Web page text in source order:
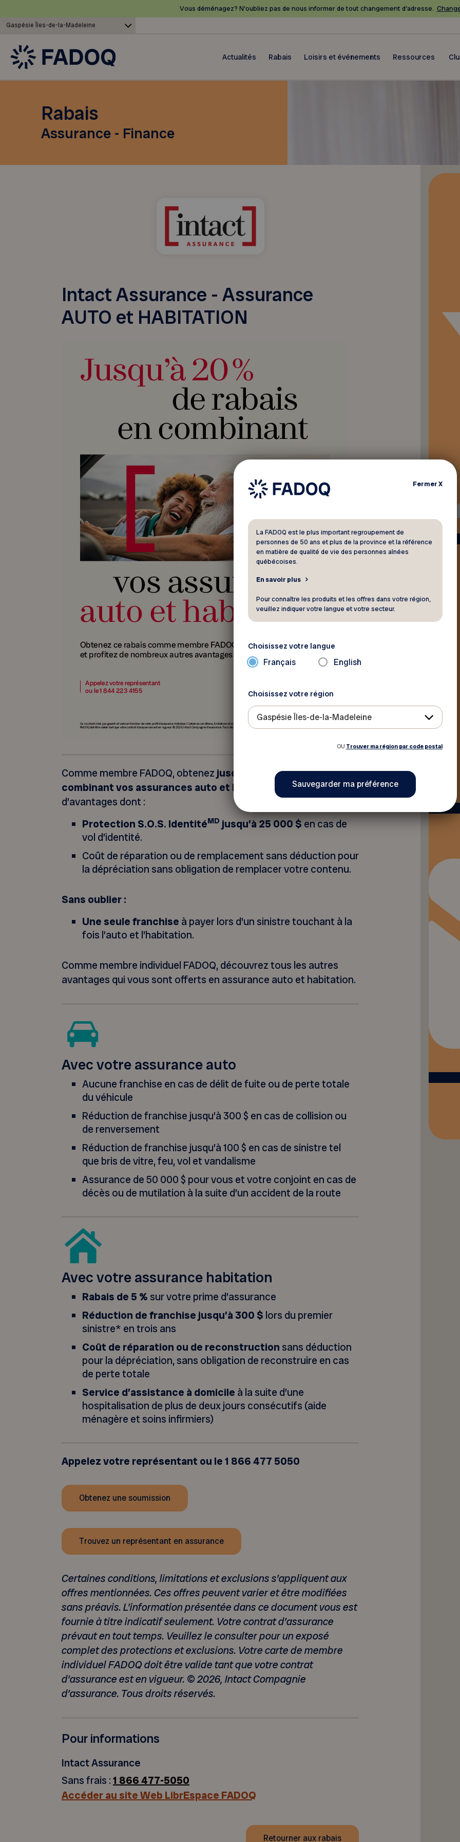
Vous déménagez? N’oubliez pas de nous informer de tout changement d’adresse.
Gaspésie Îles-de-la-Madeleine
Actualités Rabais Loisirs et événements Ressources
Rabais
Assurance - Finance
Intact Assurance - Assurance
AUTO et HABITATION
Comme membre FADOQ, obtenez jusqu’à 20% de rabais en
combinant vos assurances auto et habitation
et encore plus
d’avantages dont :
Protection S.O.S. IdentitéMD jusqu’à 25 000 $en cas de
vol d’identité.
Coût de réparation ou de remplacement sans déduction pour
la dépréciation sans obligation de remplacer votre contenu.
Sans oublier :
Une seule franchise à payer lors d’un sinistre touchant à la
fois l’auto et l’habitation.
Comme membre individuel FADOQ, découvrez tous les autres
avantages qui vous sont offerts en assurance auto et habitation.
Avec votre assurance auto
Aucune franchise en cas de délit de fuite ou de perte totale
du véhicule
Réduction de franchise jusqu’à 300 $ en cas de collision ou
de renversement
Réduction de franchise jusqu’à 100 $ en cas de sinistre tel
que bris de vitre, feu, vol et vandalisme
Assurance de 50 000 $ pour vous et votre conjoint en cas de
décès ou de mutilation à la suite d’un accident de la route
Avec votre assurance habitation
Rabais de 5 % sur votre prime d’assurance
Réduction de franchise jusqu’à 300 $ lors du premier
sinistre* en trois ans
Coût de réparation ou de reconstruction sans déduction
pour la dépréciation, sans obligation de reconstruire en cas
de perte totale
Service d’assistance à domicile à la suite d’une
hospitalisation de plus de deux jours consécutifs (aide
ménagère et soins infirmiers)
Appelez votre représentant ou le 1 866 477 5050
Obtenez une soumission
Trouvez un représentant en assurance
Certaines conditions, limitations et exclusions s’appliquent aux
offres mentionnées. Ces offres peuvent varier et être modifiées
sans préavis.L’information présentée dans ce document vous est
fournie à titre indicatif seulement. Votre contrat d’assurance
prévaut en tout temps. Veuillez le consulter pour un exposé
complet des protections etexclusions. Votre carte de membre
individuel FADOQ doit être valide tant que votre contrat
d’assurance est en vigueur. © 2026, Intact Compagnie
d’assurance. Tous droits réservés.
Pour informations
Intact Assurance
Sans frais :1 866 477-5050
Accéder au site Web LibrEspace FADOQ
Retourner aux rabais
FermerX
La FADOQ est le plus important regroupement de
personnes de 50 ans et plus de la province et la référence
en matière de qualité de vie des personnes aînées
québécoises.
En savoir plus
Pour connaître les produits et les offres dans votre région,
veuillez indiquer votre langue et votre secteur.
Choisissez votre langue
Français English
Choisissez votre région
Gaspésie Îles-de-la-Madeleine
OU Trouver ma région par code postal